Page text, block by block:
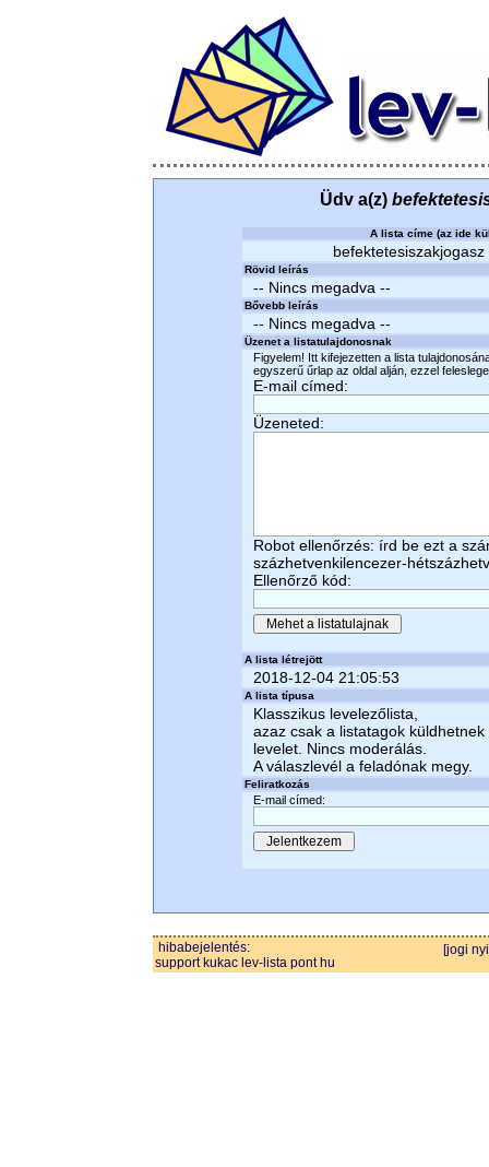
Üdv a(z)
A lista címe (az ide
Rövid leírás
-- Nincs megadva --
Bővebb leírás
-- Nincs megadva --
Üzenet a listatulajdonosnak
Figyelem! Itt kifejezetten a lista
egyszerű űrlap az oldal alján, ezzel
E-mail címed:
Üzeneted:
Robot ellenőrzés: írd be ezt a
százhetvenkilencezer-
Ellenőrző kód:
A lista létrejött
2018-12-04 21:05:53
A lista típusa
Klasszikus levelezőlista,
azaz csak a listatagok küldhetnek
levelet. Nincs moderálás.
A válaszlevél a feladónak megy.
Feliratkozás
E-mail címed:
hibabejelentés:
support kukac lev-lista pont hu
[jogi